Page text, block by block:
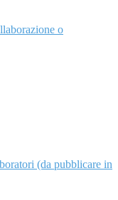
o
(da pubblicare in